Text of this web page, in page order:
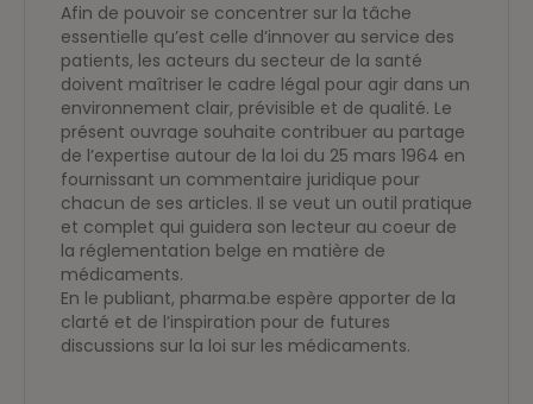
Afin de pouvoir se concentrer sur la tâche
essentielle qu’est celle d’innover au service des
patients, les acteurs du secteur de la santé
doivent maîtriser le cadre légal pour agir dans un
environnement clair, prévisible et de qualité. Le
présent ouvrage souhaite contribuer au partage
de l’expertise autour de la loi du 25 mars 1964 en
fournissant un commentaire juridique pour
chacun de ses articles. Il se veut un outil pratique
et complet qui guidera son lecteur au coeur de
la réglementation belge en matière de
médicaments.
En le publiant, pharma.be espère apporter de la
clarté et de l’inspiration pour de futures
discussions sur la loi sur les médicaments.